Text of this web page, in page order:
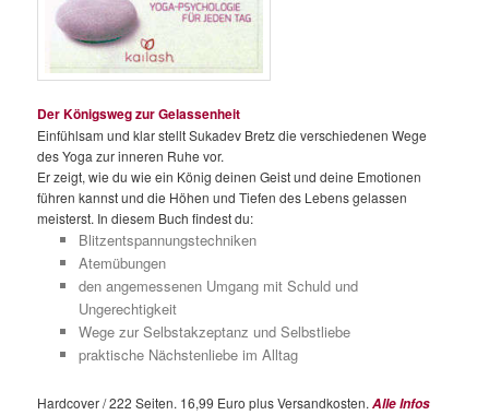
Der Königsweg zur Gelassenheit
Einfühlsam und klar stellt Sukadev Bretz die verschiedenen Wege
des Yoga zur inneren Ruhe vor.
Er zeigt, wie du wie ein König deinen Geist und deine Emotionen
führen kannst und die Höhen und Tiefen des Lebens gelassen
meisterst. In diesem Buch findest du:
Blitzentspannungstechniken
Atemübungen
den angemessenen Umgang mit Schuld und
Ungerechtigkeit
Wege zur Selbstakzeptanz und Selbstliebe
praktische Nächstenliebe im Alltag
Hardcover / 222 Seiten. 16,99 Euro plus Versandkosten.Alle Infos